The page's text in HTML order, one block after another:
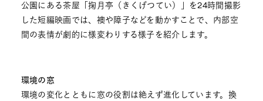
公園にある茶屋「掬月亭（きくげつてい）」を24時間撮影
した短編映画では、襖や障子などを動かすことで、内部空
間の表情が劇的に様変わりする様子を紹介します。
環境の窓
環境の変化とともに窓の役割は絶えず進化しています。換